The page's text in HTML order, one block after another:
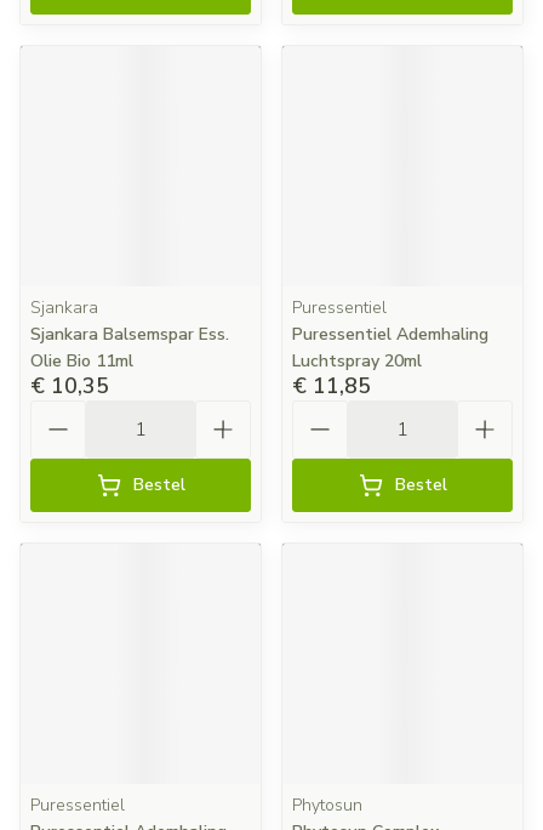
Sjankara
Sjankara Balsemspar Ess.
Olie Bio 11ml
€ 10,35
Bestel
Puressentiel
Puressentiel Ademhaling
Luchtspray 20ml
€ 11,85
Bestel
Puressentiel
Phytosun